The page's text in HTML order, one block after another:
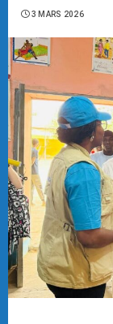
3 MARS 2026